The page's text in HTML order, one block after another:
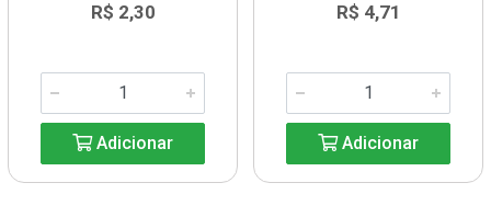
R$ 2,30
Adicionar
R$ 4,71
Adicionar